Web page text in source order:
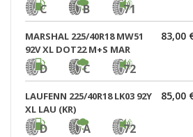
C B 71
MARSHAL 225/40R18 MW51
92V XL DOT22 M+S MAR
D C 72
83,00
LAUFENN 225/40R18 LK03 92Y
XL LAU (KR)
D A 72
85,00